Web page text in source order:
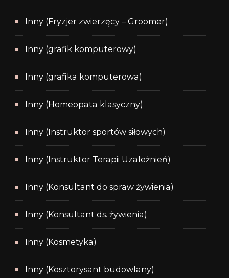
Inny (Fryzjer zwierzęcy – Groomer)
Inny (grafik komputerowy)
Inny (grafika komputerowa)
Inny (Homeopata klasyczny)
Inny (Instruktor sportów siłowych)
Inny (Instruktor Terapii Uzależnień)
Inny (Konsultant do spraw żywienia)
Inny (Konsultant ds. żywienia)
Inny (Kosmetyka)
Inny (Kosztorysant budowlany)